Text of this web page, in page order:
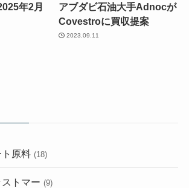
年2月
アブダビ石油大手Adnocが
Covestroに買収提案
2023.09.11
原料 (18)
トマー (9)